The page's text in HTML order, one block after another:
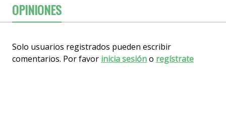
OPINIONES
Solo usuarios registrados pueden escribir
comentarios. Por favor inicia sesióno regístrate